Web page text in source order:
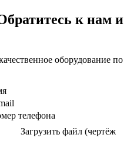
к нам и
оборудование по
телефона
Загрузить файл (чертёж